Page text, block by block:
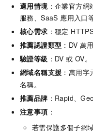
適用情境：企業官方網
服務、SaaS 應用入口
核心需求 ：穩定
推薦認證類型 ：DV 萬
驗證等級 ：DV 或 OV。
網域名稱支援 ：萬用字
名稱。
推薦品牌 ： Rapid、
注意事項 ：
若需保護多個子網